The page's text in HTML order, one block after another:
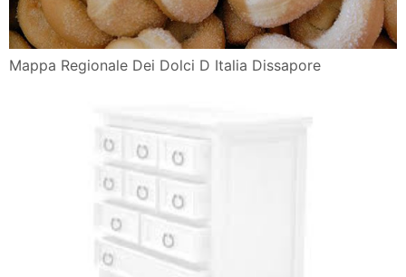
Mappa Regionale Dei Dolci D Italia Dissapore